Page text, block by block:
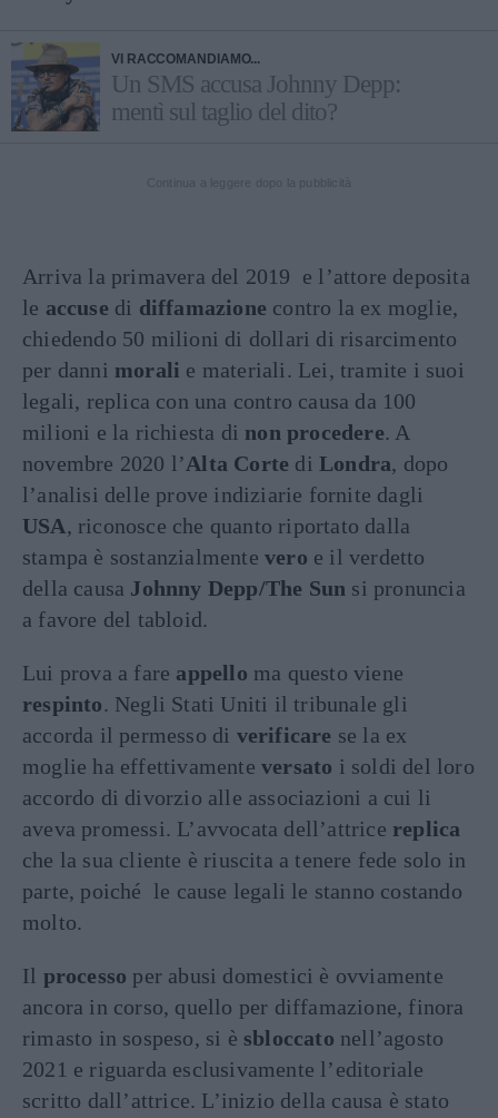
VI RACCOMANDIAMO...
Un SMS accusa Johnny Depp:
mentì sul taglio del dito?
Arriva la primavera del 2019 e l’attore deposita
le accuse di diffamazione contro la ex moglie,
chiedendo 50 milioni di dollari di risarcimento
per danni morali e materiali. Lei, tramite i suoi
legali, replica con una contro causa da 100
milioni e la richiesta di non procedere. A
novembre 2020 l’Alta Corte diLondra, dopo
l’analisi delle prove indiziarie fornite dagli
USA, riconosce che quanto riportato dalla
stampa è sostanzialmente vero e il verdetto
della causa Johnny Depp/The Sun si pronuncia
a favore del tabloid.
Lui prova a fare appello ma questo viene
respinto. Negli Stati Uniti il tribunale gli
accorda il permesso di verificare se la ex
moglie ha effettivamente versato i soldi del loro
accordo di divorzio alle associazioni a cui li
aveva promessi. L’avvocata dell’attrice replica
che la sua cliente è riuscita a tenere fede solo in
parte, poiché le cause legali le stanno costando
molto.
Il processo per abusi domestici è ovviamente
ancora in corso, quello per diffamazione, finora
rimasto in sospeso, si è sbloccato nell’agosto
2021 e riguarda esclusivamente l’editoriale
scritto dall’attrice. L’inizio della causa è stato